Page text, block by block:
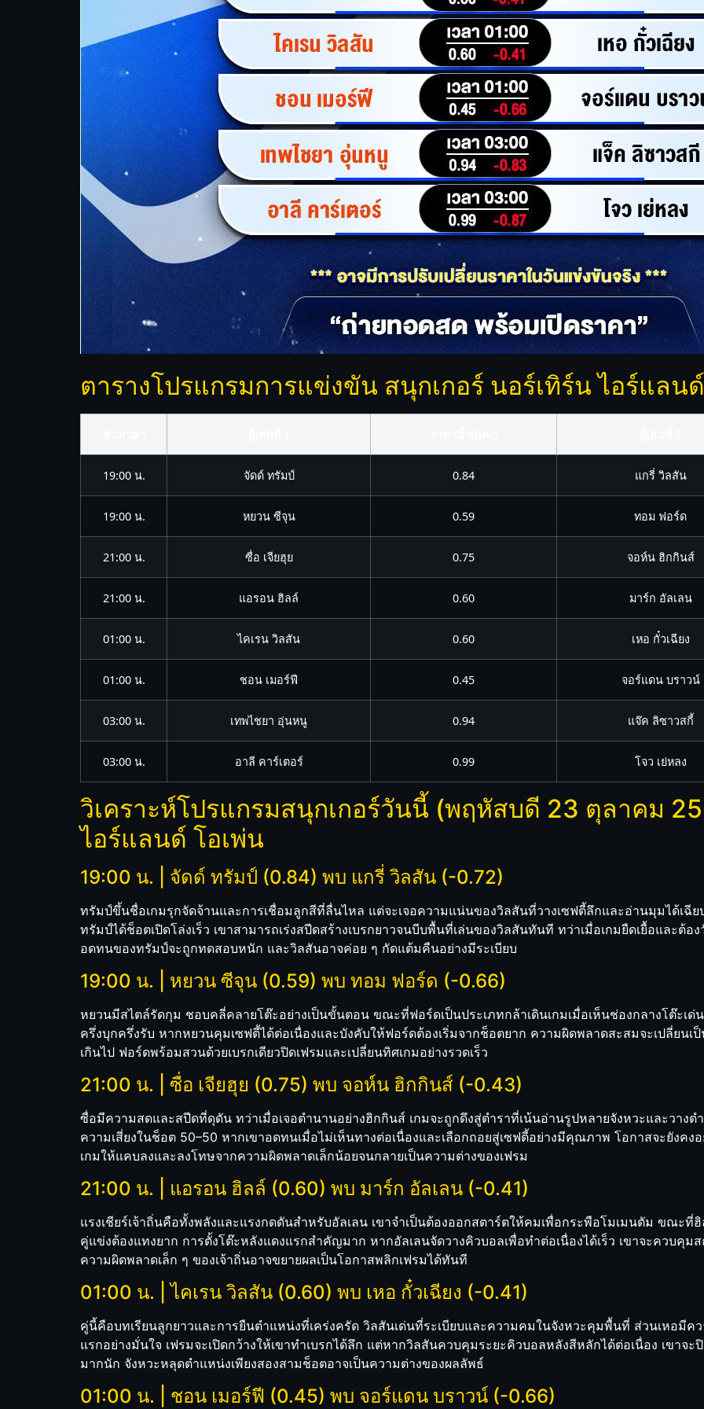
ตารางโปรแกรมการแข่งขัน สนุกเกอร์ นอร์เทิร์น ไอร์แลน
19:00 น. จัดด์ ทรัมป์ 0.84 แกรี่ วิลสัน
19:00 น. หยวน ซีจุน 0.59 ทอม ฟอร์ด
21:00 น. ซื่อ เจียฮุย 0.75 จอห์น ฮิกกินส์
21:00 น. แอรอน ฮิลล์ 0.60 มาร์ก อัลเลน
01:00 น. ไคเรน วิลสัน 0.60 เหอ กั๋วเฉียง
01:00 น. ชอน เมอร์ฟี 0.45 จอร์แดน บราวน์
03:00 น. เทพไชยา อุ่นหนู 0.94 แจ๊ค ลิซาวสกี้
03:00 น. อาลี คาร์เตอร์ 0.99 โจว เย่หลง
วิเคราะห์โปรแกรมสนุกเกอร์วันนี้ (พฤหัสบดี 23 ตุลาคม
ไอร์แลนด์ โอเพ่น
19:00 น. | จัดด์ ทรัมป์ (0.84) พบ แกรี่ วิลสัน (-0.72)
ทรัมป์ขึ้นชื่อเกมรุกจัดจ้านและการเชื่อมลูกสีที่ลื่นไหล แต่จะเจอความแน่นของวิลสันที่วางเซฟตี้ลึกและอ่านมุมได้เ
ทรัมป์ได้ช็อตเปิดโล่งเร็ว เขาสามารถเร่งสปีดสร้างเบรกยาวจนบีบพื้นที่เล่นของวิลสันทันที ทว่าเมื่อเกมยืดเยื้อและ
อดทนของทรัมป์จะถูกทดสอบหนัก และวิลสันอาจค่อย ๆ กัดแต้มคืนอย่างมีระเบียบ
19:00 น. | หยวน ซีจุน (0.59) พบ ทอม ฟอร์ด (-0.66)
หยวนมีสไตล์รัดกุม ชอบคลี่คลายโต๊ะอย่างเป็นขั้นตอน ขณะที่ฟอร์ดเป็นประเภทกล้าเดินเกมเมื่อเห็นช่องกลางโต๊ะเ
ครึ่งบุกครึ่งรับ หากหยวนคุมเซฟตี้ได้ต่อเนื่องและบังคับให้ฟอร์ดต้องเริ่มจากช็อตยาก ความผิดพลาดสะสมจะเปลี่ยน
เกินไป ฟอร์ดพร้อมสวนด้วยเบรกเดียวปิดเฟรมและเปลี่ยนทิศเกมอย่างรวดเร็ว
21:00 น. | ซื่อ เจียฮุย (0.75) พบ จอห์น ฮิกกินส์ (-0.43)
ซื่อมีความสดและสปีดที่ดุดัน ทว่าเมื่อเจอตำนานอย่างฮิกกินส์ เกมจะถูกดึงสู่ตำราที่เน้นอ่านรูปหลายจังหวะและวาง
ความเสี่ยงในช็อต 50–50 หากเขาอดทนเมื่อไม่เห็นทางต่อเนื่องและเลือกถอยสู่เซฟตี้อย่างมีคุณภาพ โอกาสจะยังค
เกมให้แคบลงและลงโทษจากความผิดพลาดเล็กน้อยจนกลายเป็นความต่างของเฟรม
21:00 น. | แอรอน ฮิลล์ (0.60) พบ มาร์ก อัลเลน (-0.41)
แรงเชียร์เจ้าถิ่นคือทั้งพลังและแรงกดดันสำหรับอัลเลน เขาจำเป็นต้องออกสตาร์ตให้คมเพื่อกระพือโมเมนตัม ขณะที่
คู่แข่งต้องแทงยาก การตั้งโต๊ะหลังแดงแรกสำคัญมาก หากอัลเลนจัดวางคิวบอลเพื่อทำต่อเนื่องได้เร็ว เขาจะควบคุม
ความผิดพลาดเล็ก ๆ ของเจ้าถิ่นอาจขยายผลเป็นโอกาสพลิกเฟรมได้ทันที
01:00 น. | ไคเรน วิลสัน (0.60) พบ เหอ กั๋วเฉียง (-0.41)
คู่นี้คือบทเรียนลูกยาวและการยืนตำแหน่งที่เคร่งครัด วิลสันเด่นที่ระเบียบและความคมในจังหวะคุมพื้นที่ ส่วนเหอมีค
แรกอย่างมั่นใจ เฟรมจะเปิดกว้างให้เขาทำเบรกได้ลึก แต่หากวิลสันควบคุมระยะคิวบอลหลังสีหลักได้ต่อเนื่อง เขาจ
มากนัก จังหวะหลุดตำแหน่งเพียงสองสามช็อตอาจเป็นความต่างของผลลัพธ์
01:00 น. | ชอน เมอร์ฟี (0.45) พบ จอร์แดน บราวน์ (-0.66)